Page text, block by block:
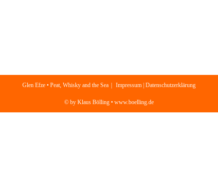
Glen Efze • Peat, Whisky and the Sea Impressum | Datenschutzerklärung
© by Klaus Bölling • www.boelling.de